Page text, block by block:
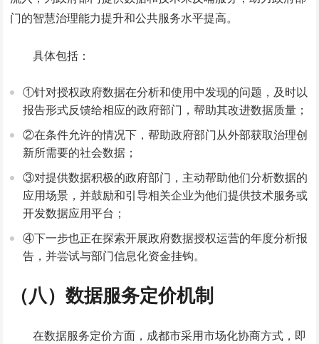
门的智慧治理能力提升和公共服务水平提高。
具体包括：
①针对授权政府数据在分析和使用中发现的问题，及时以
报告形式反馈给相应的政府部门，帮助其改进数据质量；
②在条件允许的情况下，帮助政府部门从外部获取治理创
新所需要的社会数据；
③对提供数据积极的政府部门，主动帮助他们分析数据的
应用场景，并鼓励和引导相关企业为他们提供技术服务或
开发数据应用平台；
④下一步也正在探索开展政府数据授权运营的年度分析报
告，并尝试与部门信息化资金挂钩。
（八）数据服务定价机制
在数据服务定价方面，成都市采用市场化协商方式，即